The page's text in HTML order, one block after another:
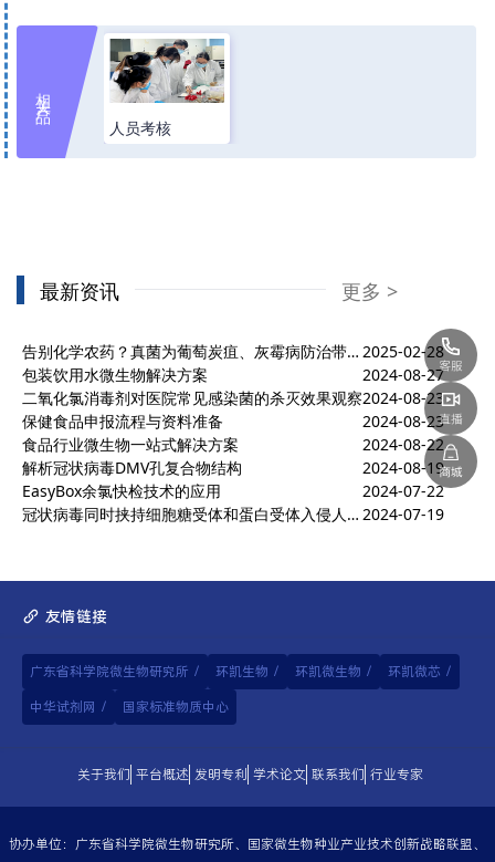
相关产品
人员考核
最新资讯 更多 >
告别化学农药？真菌为葡萄炭疽、灰霉病防治带来新转机 2025-02-28
包装饮用水微生物解决方案
2024-08-27
二氧化氯消毒剂对医院常见感染菌的杀灭效果观察2024-08-23
保健食品申报流程与资料准备
2024-08-23
食品行业微生物一站式解决方案
2024-08-22
解析冠状病毒DMV孔复合物结构
2024-08-19
EasyBox余氯快检技术的应用
2024-07-22
冠状病毒同时挟持细胞糖受体和蛋白受体入侵人体的分子机制 2024-07-19
友情链接
广东省科学院微生物研究所 / 环凯生物 / 环凯微生物 / 环凯微芯 /
中华试剂网 / 国家标准物质中心
关于我们 平台概述 发明专利 学术论文 联系我们 行业专家
协办单位：广东省科学院微生物研究所、国家微生物种业产业技术创新战略联盟、